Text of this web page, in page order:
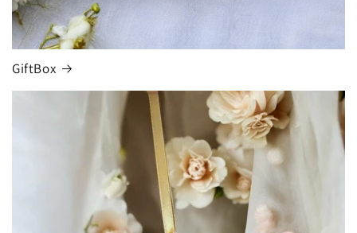
GiftBox